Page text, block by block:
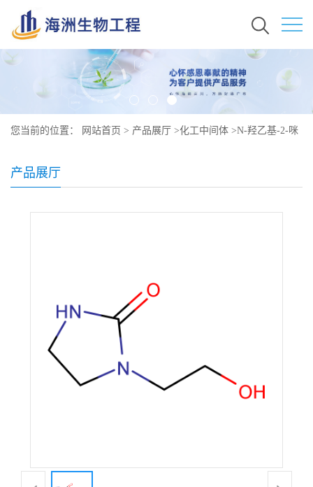
您当前的位置： 网站首页 > 产品展厅 >化工中间体 >N-羟乙基-2-咪
产品展厅